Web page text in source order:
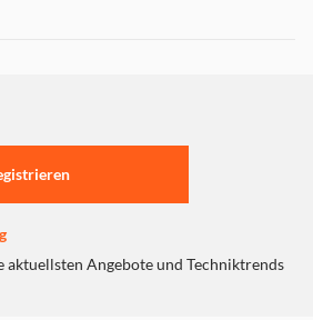
aktuellsten Angebote und Techniktrends